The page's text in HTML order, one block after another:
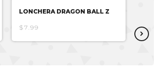
LONCHERA DRAGON BALL Z
$7.99 $7.99